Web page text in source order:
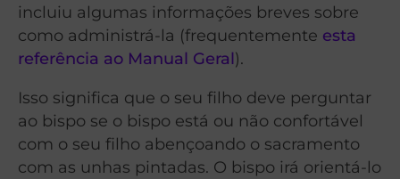
incluiu algumas informações breves sobre
como administrá-la (frequentemente esta
referência ao Manual Geral).
Isso significa que o seu filho deve perguntar
ao bispo se o bispo está ou não confortável
com o seu filho abençoando o sacramento
com as unhas pintadas. O bispo irá orientá-lo